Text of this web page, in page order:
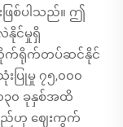
ဖြစ်ပါသည်။ ဤ
နိုင်မှုရှိ
တိုက်ရိုက်တပ်ဆင်နိုင်
ပြုမှု ၇၅,၀၀၀
၃၀ ခုနှစ်အထိ
မည်ဟု ဈေးကွက်